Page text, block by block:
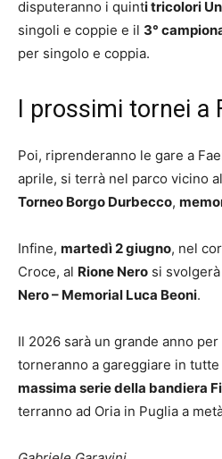
disputeranno i quinti tricolori
singoli e coppie e il 3°
per singolo e coppia.
I prossimi tornei a
Poi, riprenderanno le gare a
aprile, si terrà nel parco vicino
Torneo Borgo Durbecco,
Infine, martedì 2 giugno, nel
Croce, al Rione Nero si
Nero – Memorial Luca Beoni.
Il 2026 sarà un grande anno
torneranno a gareggiare in
massima serie della bandiera
terranno ad Oria in Puglia a